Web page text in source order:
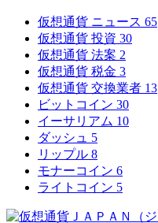
仮想通貨 ニュース 65
仮想通貨 投資 30
仮想通貨 法案 2
仮想通貨 税金 3
仮想通貨 交換業者 13
ビットコイン 30
イーサリアム 10
ダッシュ 5
リップル 8
モナーコイン 6
ライトコイン 5